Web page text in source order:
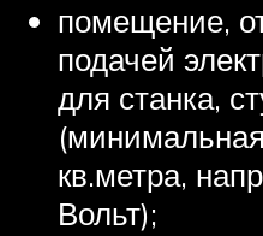
помещение,
подачей
для станка,
кв.метра,
Вольт);